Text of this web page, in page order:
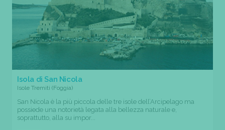
Isola di San Nicola
Isole Tremiti (Foggia)
San Nicola è la più piccola delle tre isole dell’Arcipelago ma
possiede una notorietà legata alla bellezza naturale e,
soprattutto, alla su impor...